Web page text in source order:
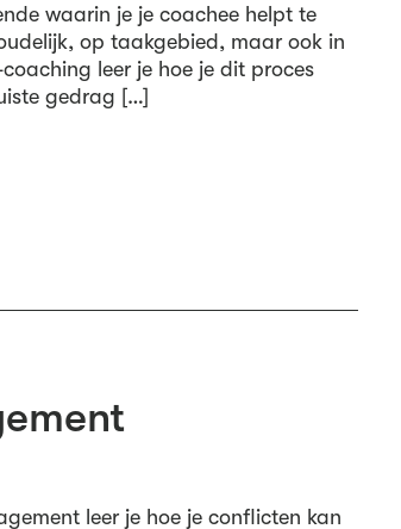
waarin je je coachee helpt te
op taakgebied, maar ook in
leer je hoe je dit proces
gedrag […]
leer je hoe je conflicten kan